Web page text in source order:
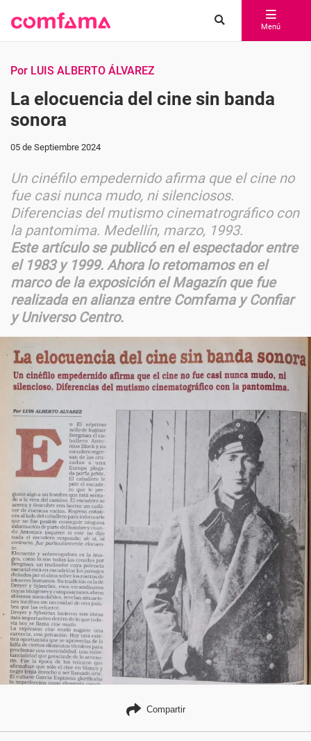
Menú
Por LUIS ALBERTO ÁLVAREZ
La elocuencia del cine sin banda
sonora
05 de Septiembre 2024
Un cinéfilo empedernido afirma que el cine no
fue casi nunca mudo, ni silenciosos.
Diferencias del mutismo cinematrográfico con
la pantomima. Medellín, marzo, 1993.
Este artículo se publicó en el espectador entre
el 1983 y 1999. Ahora lo retomamos en el
marco de la exposición el Magazín que fue
realizada en alianza entre Comfama y Confiar
y Universo Centro.
Compartir